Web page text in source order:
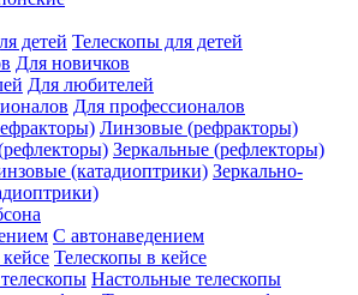
Телескопы для детей
Для новичков
Для любителей
Для профессионалов
Линзовые (рефракторы)
Зеркальные (рефлекторы)
Зеркально-
С автонаведением
Телескопы в кейсе
Настольные телескопы